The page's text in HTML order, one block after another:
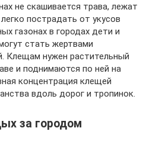
не скашивается трава, лежат
пострадать от укусов
газонах в городах дети и
стать жертвами
Клещам нужен растительный
и поднимаются по ней на
концентрация клещей
вдоль дорог и тропинок.
за городом